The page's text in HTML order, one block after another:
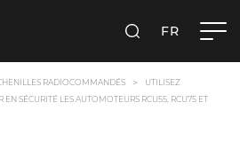
RECHERCHER
FR
RADIOCOMMANDÉS
UTILISEZ
SÉCURITÉ LES AUTOMOTEURS RCU55, RCU75 ET